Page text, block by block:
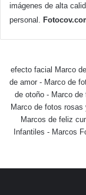
imágenes de alta
personal.
efecto facial Marco
de amor- Marco de
de otoño - Marco de
Marco de fotos rosas
Marcos de feliz
Infantiles - Marcos